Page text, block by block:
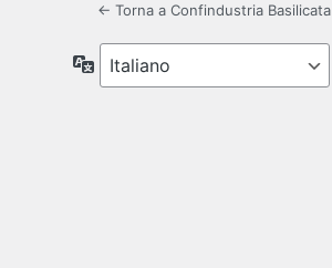
← Torna a Confindustria Basilicata
Lingua